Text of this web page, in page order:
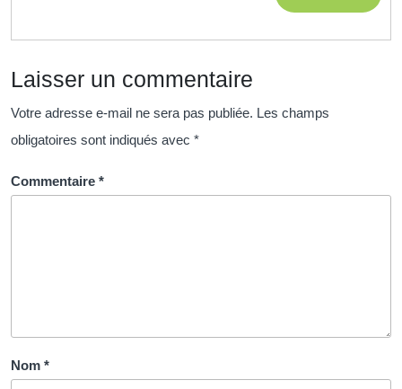
la
gestion
du
MORE
Laisser un commentaire
Votre adresse e-mail ne sera pas publiée. Les champs
obligatoires sont indiqués avec *
Commentaire *
Nom *